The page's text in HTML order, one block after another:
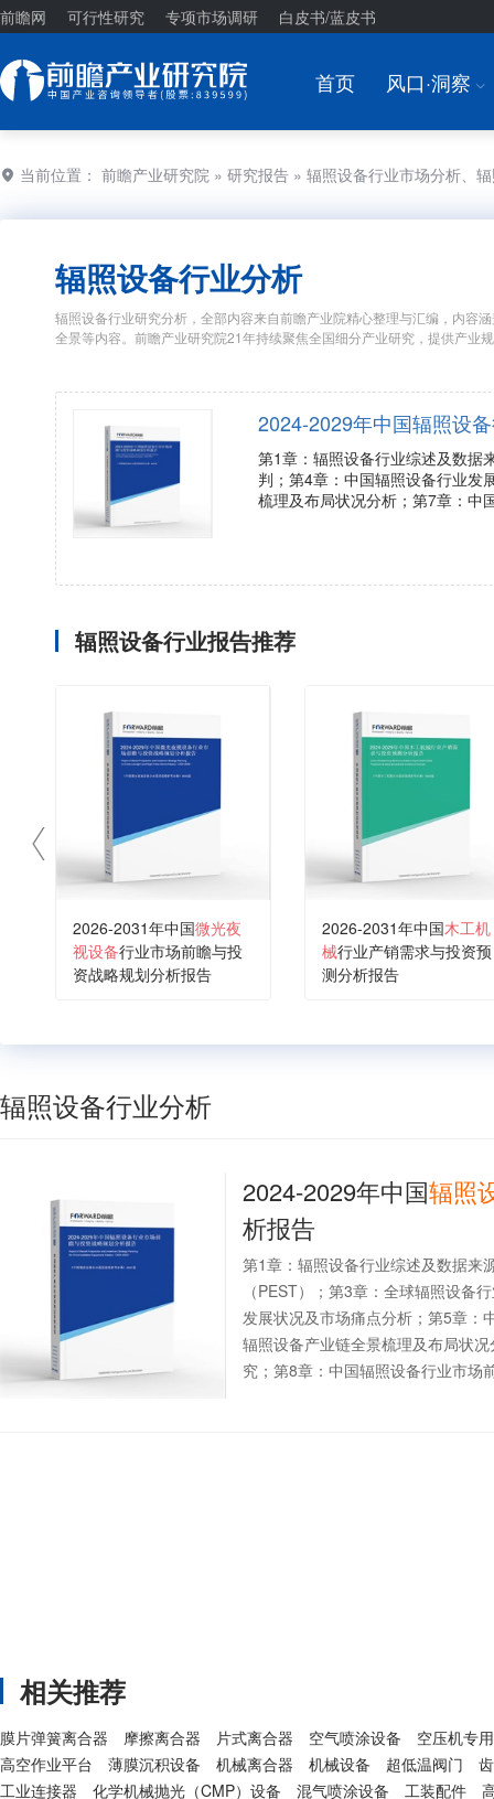
前瞻网 可行性研究 专项市场调研 白皮书/蓝皮书
首页 风口·洞察 I
当前位置： 前瞻产业研究院 » 研究报告 » 辐照设备行业市场分析、
辐照设备行业分析
辐照设备行业研究分析，全部内容来自前瞻产业院精心整理与汇编，内容
全景等内容。前瞻产业研究院21年持续聚焦全国细分产业研究，提供产业
2024-2029年中国辐照设
第1章：辐照设备行业综述及数据
判；第4章：中国辐照设备行业发
梳理及布局状况分析；第7章：中
辐照设备行业报告推荐
2026-2031年中国微光夜
视设备行业市场前瞻与投
资战略规划分析报告
2026-2031年中国木工机
械行业产销需求与投资预
测分析报告
辐照设备行业分析
2024-2029年中国辐照
析报告
第1章：辐照设备行业综述及数据来
（PEST）；第3章：全球辐照设备
发展状况及市场痛点分析；第5章：
辐照设备产业链全景梳理及布局状
究；第8章：中国辐照设备行业市场
相关推荐
膜片弹簧离合器 摩擦离合器 片式离合器 空气喷涂设备
空压机专
高空作业平台
薄膜沉积设备 机械离合器 机械设备 超低温阀门
工业连接器
化学机械抛光（CMP）设备 混气喷涂设备 工装配件